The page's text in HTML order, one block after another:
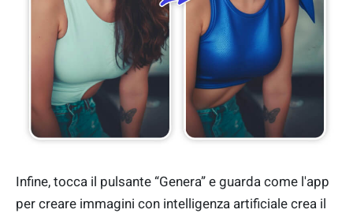
Infine, tocca il pulsante “Genera” e guarda come l'app
per creare immagini con intelligenza artificiale crea il